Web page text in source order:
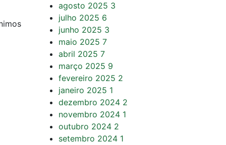
agosto 2025 3
julho 2025 6
junho 2025 3
maio 2025 7
abril 2025 7
março 2025 9
fevereiro 2025 2
janeiro 2025 1
dezembro 2024 2
novembro 2024 1
outubro 2024 2
setembro 2024 1